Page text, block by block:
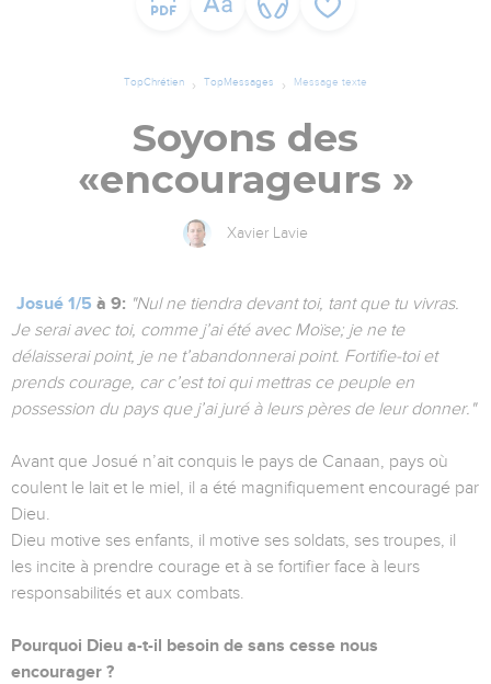
TopChrétien TopMessages Message texte
Soyons des
«encourageurs »
Xavier Lavie
Josué 1/5 à 9: "Nul ne tiendra devant toi, tant que tu vivras.
Je serai avec toi, comme j’ai été avec Moïse; je ne te
délaisserai point, je ne t’abandonnerai point. Fortifie-toi et
prends courage, car c’est toi qui mettras ce peuple en
possession du pays que j’ai juré à leurs pères de leur donner."
Avant que Josué n’ait conquis le pays de Canaan, pays où
coulent le lait et le miel, il a été magnifiquement encouragé par
Dieu.
Dieu motive ses enfants, il motive ses soldats, ses troupes, il
les incite à prendre courage et à se fortifier face à leurs
responsabilités et aux combats.
Pourquoi Dieu a-t-il besoin de sans cesse nous
encourager ?